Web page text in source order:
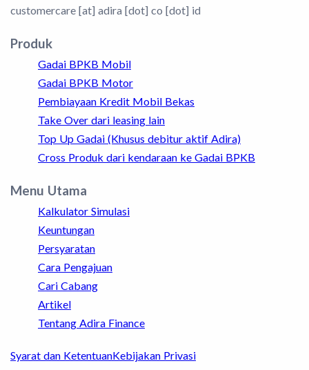
customercare [at] adira [dot] co [dot] id
Produk
Gadai BPKB Mobil
Gadai BPKB Motor
Pembiayaan Kredit Mobil Bekas
Take Over dari leasing lain
Top Up Gadai (Khusus debitur aktif Adira)
Cross Produk dari kendaraan ke Gadai BPKB
Menu Utama
Kalkulator Simulasi
Keuntungan
Persyaratan
Cara Pengajuan
Cari Cabang
Artikel
Tentang Adira Finance
Syarat dan KetentuanKebijakan Privasi